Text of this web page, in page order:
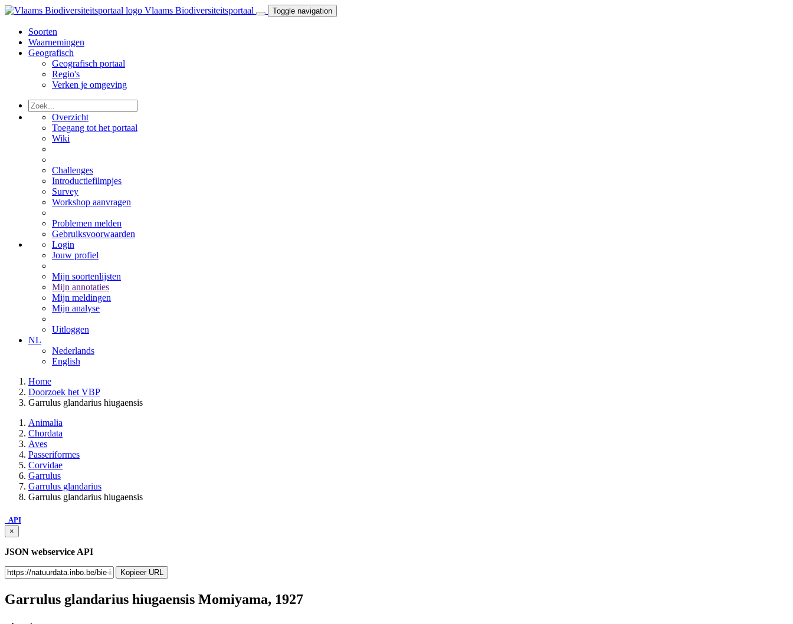
Vlaams Biodiversiteitsportaal Toggle navigation
Soorten
Waarnemingen
Geografisch
Geografisch portaal
Regio's
Verken je omgeving
Overzicht
Toegang tot het portaal
Wiki
Challenges
Introductiefilmpjes
Survey
Workshop aanvragen
Problemen melden
Gebruiksvoorwaarden
Login
Jouw profiel
Mijn soortenlijsten
Mijn annotaties
Mijn meldingen
Mijn analyse
Uitloggen
NL
Nederlands
English
Home
Doorzoek het VBP
Garrulus glandarius hiugaensis
Animalia
Chordata
Aves
Passeriformes
Corvidae
Garrulus
Garrulus glandarius
Garrulus glandarius hiugaensis
API
×
JSON webservice API
Kopieer URL
Garrulus glandarius hiugaensis Momiyama, 1927